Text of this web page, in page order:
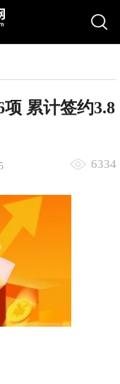
累计签约3.8
6334